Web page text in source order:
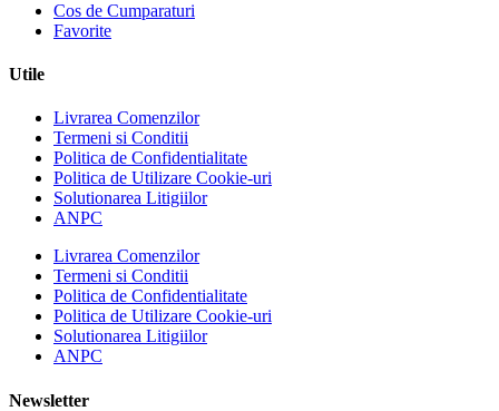
Cos de Cumparaturi
Favorite
Utile
Livrarea Comenzilor
Termeni si Conditii
Politica de Confidentialitate
Politica de Utilizare Cookie-uri
Solutionarea Litigiilor
ANPC
Livrarea Comenzilor
Termeni si Conditii
Politica de Confidentialitate
Politica de Utilizare Cookie-uri
Solutionarea Litigiilor
ANPC
Newsletter